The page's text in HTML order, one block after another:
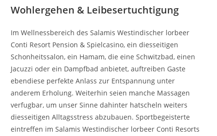
Wohlergehen & Leibesertuchtigung
Im Wellnessbereich des Salamis Westindischer lorbeer
Conti Resort Pension & Spielcasino, ein diesseitigen
Schonheitssalon, ein Hamam, die eine Schwitzbad, einen
Jacuzzi oder ein Dampfbad anbietet, auftreiben Gaste
ebendiese perfekte Anlass zur Entspannung unter
anderem Erholung. Weiterhin seien manche Massagen
verfugbar, um unser Sinne dahinter hatscheln weiters
diesseitigen Alltagsstress abzubauen. Sportbegeisterte
eintreffen im Salamis Westindischer lorbeer Conti Resorts